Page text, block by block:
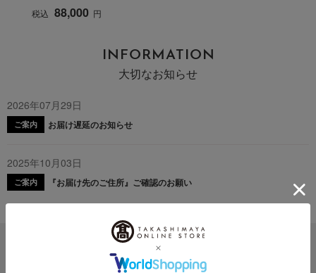
税込 88,000 円
INFORMATION
大切なお知らせ
2026年07月29日
ご案内 お届け遅延のお知らせ
2025年10月03日
ご案内 『お届け先のご住所』ご確認のお願い